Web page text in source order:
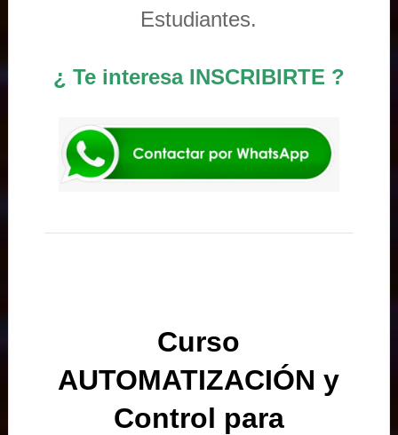
Estudiantes.
¿ Te interesa INSCRIBIRTE ?
Curso
AUTOMATIZACIÓN y
Control para